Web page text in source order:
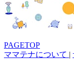
PAGETOP
ママテナについて |